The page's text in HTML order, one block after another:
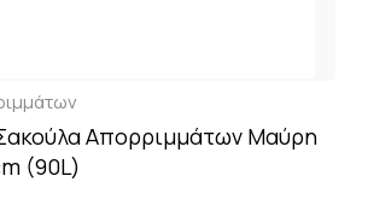
Απορριμμάτων Μαύρη
(90L)